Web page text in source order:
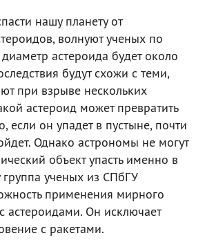
нашу планету от
волнуют ученых по
астероида будет около
будут схожи с теми,
при взрыве нескольких
астероид может превратить
если он упадет в пустыне, почти
Однако астрономы не могут
объект упасть именно в
группа ученых из СПбГУ
применения мирного
астероидами. Он исключает
с ракетами.